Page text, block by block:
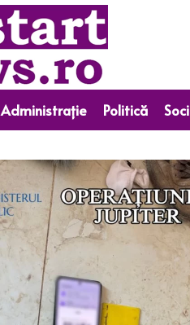
Administrație Politică